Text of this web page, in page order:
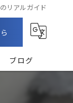
リアルガイド
ブログ